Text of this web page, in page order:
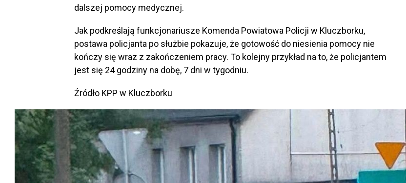
dalszej pomocy medycznej.
Jak podkreślają funkcjonariusze Komenda Powiatowa Policji w Kluczborku,
postawa policjanta po służbie pokazuje, że gotowość do niesienia pomocy nie
kończy się wraz z zakończeniem pracy. To kolejny przykład na to, że policjantem
jest się 24 godziny na dobę, 7 dni w tygodniu.
Źródło KPP w Kluczborku